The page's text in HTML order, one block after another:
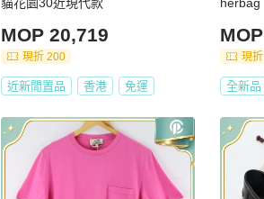
MOP 20,719
現折 200
近新閒置品 香港 免運
現
全新品